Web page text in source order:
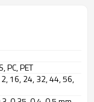
PC, PET
16, 24, 32, 44, 56,